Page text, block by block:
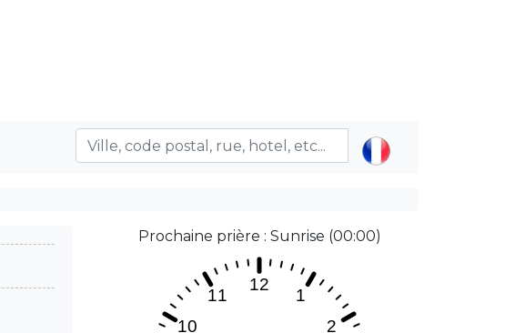
Prochaine prière : Sunrise (00:00)